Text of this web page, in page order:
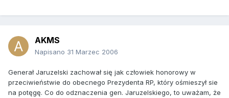
AKMS
Napisano 31 Marzec 2006
Generał Jaruzelski zachował się jak człowiek honorowy w
przeciwieństwie do obecnego Prezydenta RP, który ośmieszył sie
na potęgę. Co do odznaczenia gen. Jaruzelskiego, to uważam, że